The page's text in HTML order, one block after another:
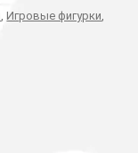
,Игровые фигурки,